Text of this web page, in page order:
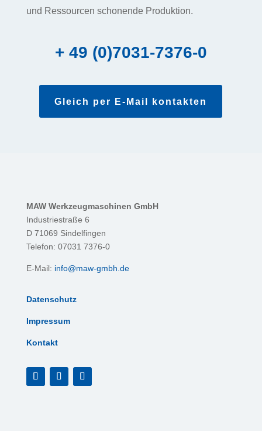
und Ressourcen schonende Produktion.
+ 49 (0)7031-7376-0
Gleich per E-Mail kontakten
MAW Werkzeugmaschinen GmbH
Industriestraße 6
D 71069 Sindelfingen
Telefon: 07031 7376-0
E-Mail: info@maw-gmbh.de
Datenschutz
Impressum
Kontakt